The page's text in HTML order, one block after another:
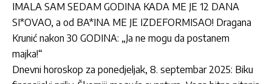
IMALA SAM SEDAM GODINA KADA ME JE 12 DANA
SI*OVAO, a od BA*INA ME JE IZDEFORMISAO! Dragana
Krunić nakon 30 GODINA: „Ja ne mogu da postanem
majka!“
Dnevni horoskop za ponedjeljak, 8. septembar 2025: Biku